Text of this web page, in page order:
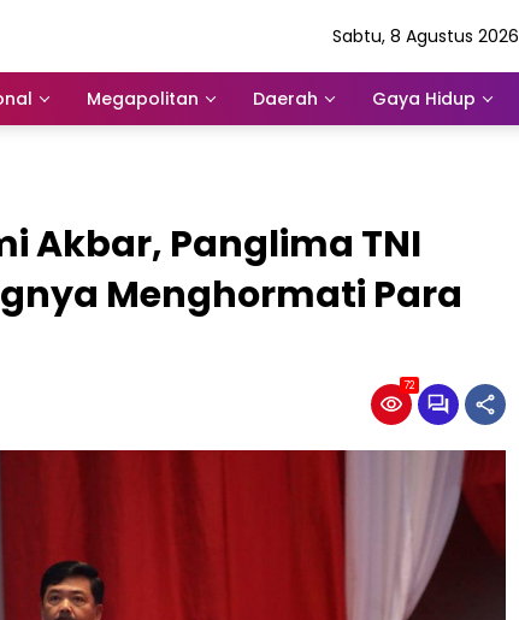
Sabtu, 8 Agustus 2026
Megapolitan Daerah Gaya Hidup
Akbar, Panglima TNI
Menghormati Para
72